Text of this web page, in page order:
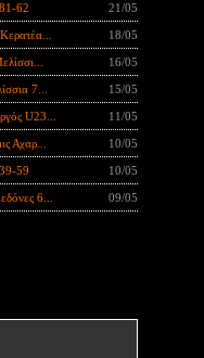
62 21/05
18/05
16/05
7... 15/05
U23... 11/05
Αχαρ... 10/05
59 10/05
6... 09/05